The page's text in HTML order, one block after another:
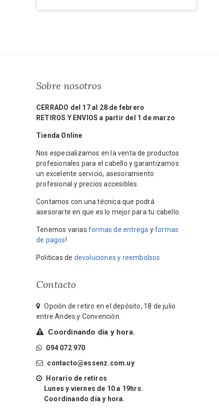
Sobre nosotros
CERRADO del 17 al 28 de febrero
RETIROS Y ENVIOS a partir del 1 de marzo
Tienda Online
Nos especializamos en la venta de productos
profesionales para el cabello y garantizamos
un excelente servicio, asesoramiento
profesional y precios accesibles.
Contamos con una técnica que podrá
asesorarte en que es lo mejor para tu cabello.
Tenemos varias formas de entrega yformas
de pagos!
Politicas de devoluciones y reembolsos
Contacto
Opción de retiro en el depósito, 18 de julio
entre Andes y Convención.
Coordinando día y hora.
094 072 970
contacto@essenz.com.uy
Horario de retiros
Lunes y viernes de 10 a 19hrs.
Coordinando día y hora.